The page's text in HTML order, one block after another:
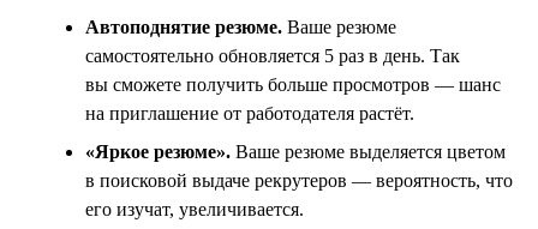
Автоподнятие резюме. Ваше резюме
самостоятельно обновляется 5 раз в день. Так
вы сможете получить больше просмотров — шанс
на приглашение от работодателя растёт.
«Яркое резюме». Ваше резюме выделяется цветом
в поисковой выдаче рекрутеров — вероятность, что
его изучат, увеличивается.